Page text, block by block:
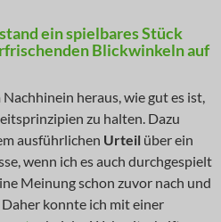
ein spielbares Stück
Blickwinkeln auf
heraus, wie gut es ist,
zu halten. Dazu
ausführlichen Urteil über ein
wenn ich es auch durchgespielt
Meinung schon zuvor nach und
konnte ich mit einer